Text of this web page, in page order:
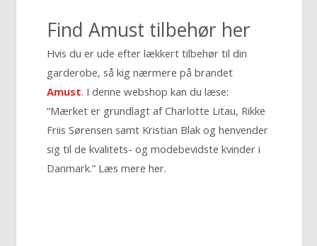
Find Amust tilbehør her
Hvis du er ude efter lækkert tilbehør til din
garderobe, så kig nærmere på brandet
Amust. I denne webshop kan du læse:
“Mærket er grundlagt af Charlotte Litau, Rikke
Friis Sørensen samt Kristian Blak og henvender
sig til de kvalitets- og modebevidste kvinder i
Danmark.” Læs mere her.